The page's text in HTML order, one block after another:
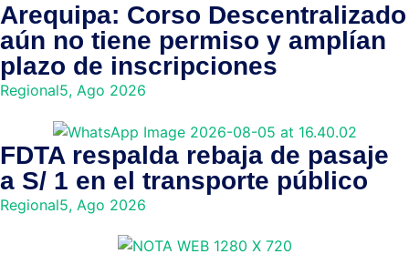
Arequipa: Corso Descentralizado
aún no tiene permiso y amplían
plazo de inscripciones
Regional5, Ago 2026
FDTA respalda rebaja de pasaje
a S/ 1 en el transporte público
Regional5, Ago 2026